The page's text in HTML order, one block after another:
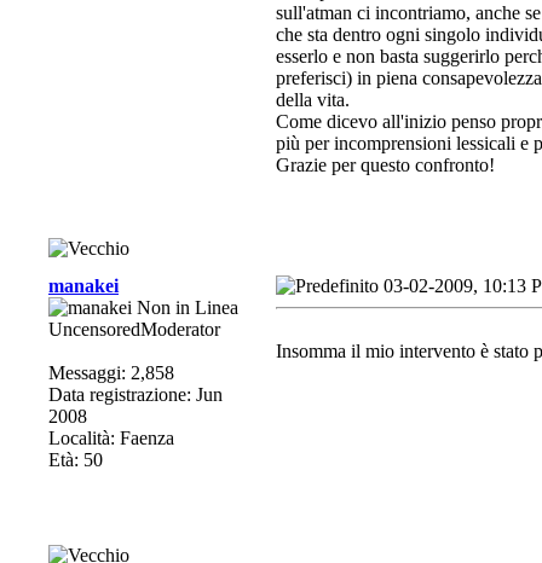
sull'atman ci incontriamo, anche
che sta dentro ogni singolo
esserlo e non basta suggerirlo
preferisci) in piena
della vita.
Come dicevo all'inizio penso
più per incomprensioni lessicali e
Grazie per questo confronto!
manakei
UncensoredModerator
Messaggi: 2,858
Data registrazione: Jun
2008
Località: Faenza
Età: 50
03-02-2009, 10:13
Insomma il mio intervento è stato